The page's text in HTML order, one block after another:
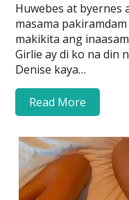
Huwebes at byernes
masama
makikita ang
Girlie ay di ko na din
Denise kaya…
Read More